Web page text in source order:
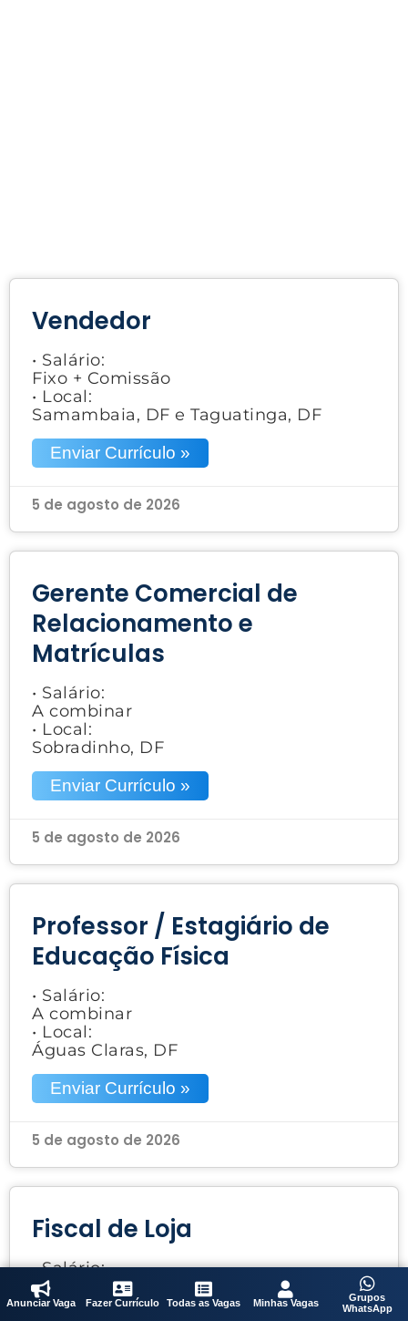
Vendedor
• Salário:
Fixo + Comissão
• Local:
Samambaia, DF e Taguatinga, DF
Enviar Currículo »
5 de agosto de 2026
Gerente Comercial de
Relacionamento e
Matrículas
• Salário:
A combinar
• Local:
Sobradinho, DF
Enviar Currículo »
5 de agosto de 2026
Professor / Estagiário de
Educação Física
• Salário:
A combinar
• Local:
Águas Claras, DF
Enviar Currículo »
5 de agosto de 2026
Fiscal de Loja
• Salário:
A combinar
• Local:
Anunciar Vaga Fazer Currículo Todas as Vagas Minhas Vagas
Grupos
WhatsApp